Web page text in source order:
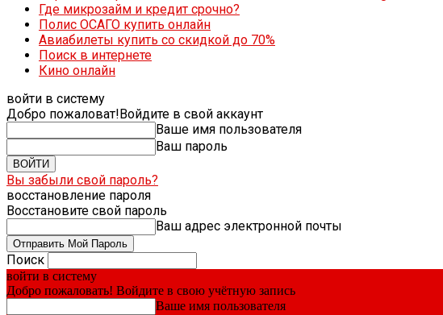
Где микрозайм и кредит срочно?
Полис ОСАГО купить онлайн
Авиабилеты купить со скидкой до 70%
Поиск в интернете
Кино онлайн
войти в систему
Добро пожаловат!Войдите в свой аккаунт
Ваше имя пользователя
Ваш пароль
Вы забыли свой пароль?
восстановление пароля
Восстановите свой пароль
Ваш адрес электронной почты
Поиск
войти в систему
Добро пожаловать! Войдите в свою учётную запись
Ваше имя пользователя